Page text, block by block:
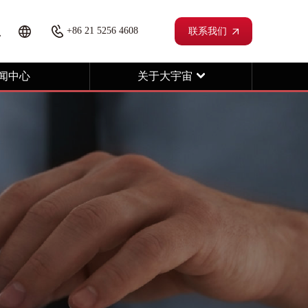
+86 21 5256 4608 联系我们
中心 关于大宇宙